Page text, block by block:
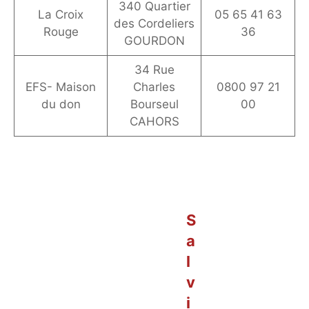
La Croix
Rouge
340 Quartier
des Cordeliers
GOURDON
05 65 41 63
36
EFS- Maison
du don
34 Rue
Charles
Bourseul
CAHORS
0800 97 21
00
S
a
l
v
i